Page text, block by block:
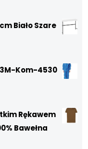
Biało Szare
Kom-4530
Rękawem
Bawełna